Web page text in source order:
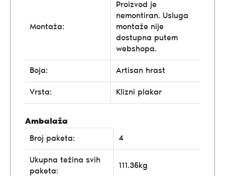
Montaža:
Proizvod je
nemontiran. Usluga
montaže nije
dostupna putem
webshopa.
Boja: Artisan hrast
Vrsta: Klizni plakar
Ambalaža
Broj paketa:
4
Ukupna težina svih
paketa:
111.35kg